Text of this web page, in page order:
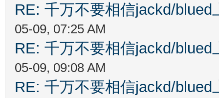
RE: 千万不要相信jackd/
05-09, 07:25 AM
RE: 千万不要相信jackd/
05-09, 09:08 AM
RE: 千万不要相信jackd/